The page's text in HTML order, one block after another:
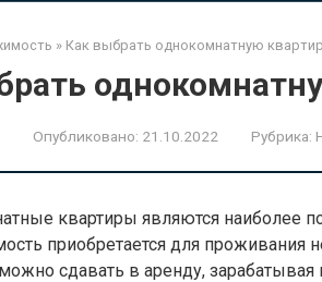
» Как выбрать однокомнатную
Опубликовано: 21.10.2022 Рубрика:
квартиры являются наиболее
приобретается для проживания
сдавать в аренду, зарабатывая